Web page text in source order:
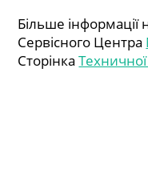
Більше інформації
Сервісного Центра
Сторінка